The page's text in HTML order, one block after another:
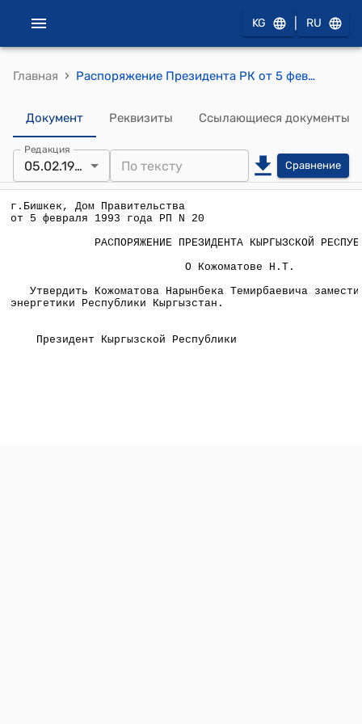
KG RU
Главная › Распоряжение Президента РК от 5 февраля 1993 года РП №20 "О Кожоматове Н.Т."
Документ Реквизиты Ссылающиеся документы
Редакция
05.02.1993 Сравнение